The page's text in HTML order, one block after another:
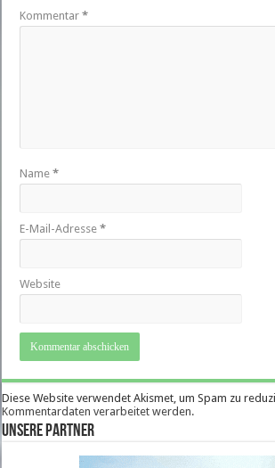
Kommentar*
Name*
E-Mail-Adresse*
Website
Diese Website verwendet Akismet, um Spam zu
Kommentardaten verarbeitet werden.
Unsere Partner